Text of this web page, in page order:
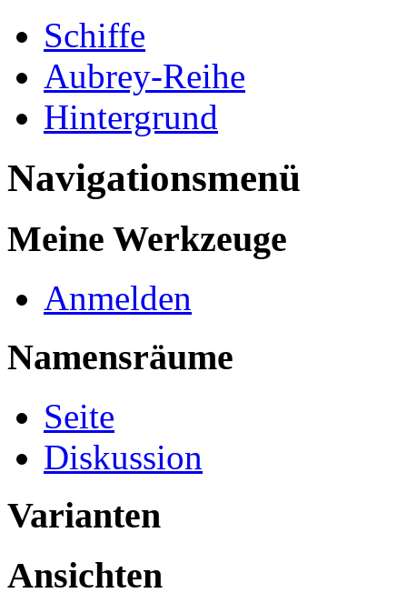
Schiffe
Aubrey-Reihe
Hintergrund
Navigationsmenü
Meine Werkzeuge
Anmelden
Namensräume
Seite
Diskussion
Varianten
Ansichten